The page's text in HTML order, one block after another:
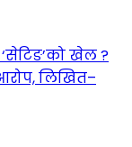
खेल ?
लिखित–